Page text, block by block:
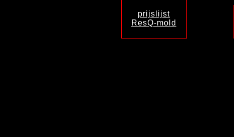
prijslijst
ResQ-mold